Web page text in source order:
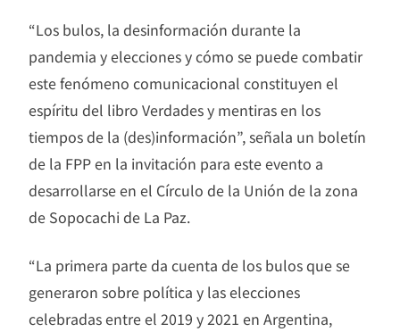
“Los bulos, la desinformación durante la
pandemia y elecciones y cómo se puede combatir
este fenómeno comunicacional constituyen el
espíritu del libro Verdades y mentiras en los
tiempos de la (des)información”, señala un boletín
de la FPP en la invitación para este evento a
desarrollarse en el Círculo de la Unión de la zona
de Sopocachi de La Paz.
“La primera parte da cuenta de los bulos que se
generaron sobre política y las elecciones
celebradas entre el 2019 y 2021 en Argentina,